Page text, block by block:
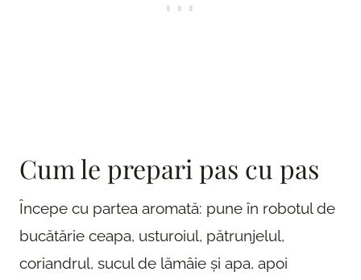
Cum le prepari pas cu pas
Începe cu partea aromată: pune în robotul de
bucătărie ceapa, usturoiul, pătrunjelul,
coriandrul, sucul de lămâie și apa, apoi